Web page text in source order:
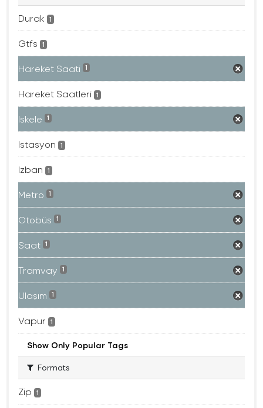
Durak 1
Gtfs 1
Hareket Saati 1
Hareket Saatleri 1
Iskele 1
Istasyon 1
Izban 1
Metro 1
Otobüs 1
Saat 1
Tramvay 1
Ulaşım 1
Vapur 1
Show Only Popular Tags
Formats
Zip 1